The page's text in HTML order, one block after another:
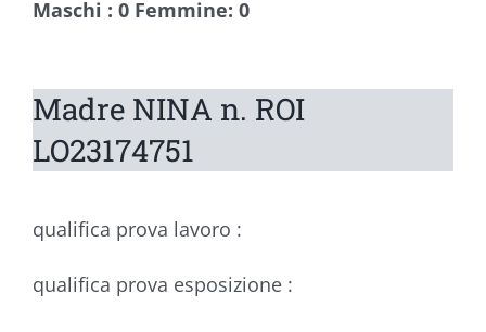
Maschi : 0 Femmine: 0
Madre NINA n. ROI
LO23174751
qualifica prova lavoro :
qualifica prova esposizione :